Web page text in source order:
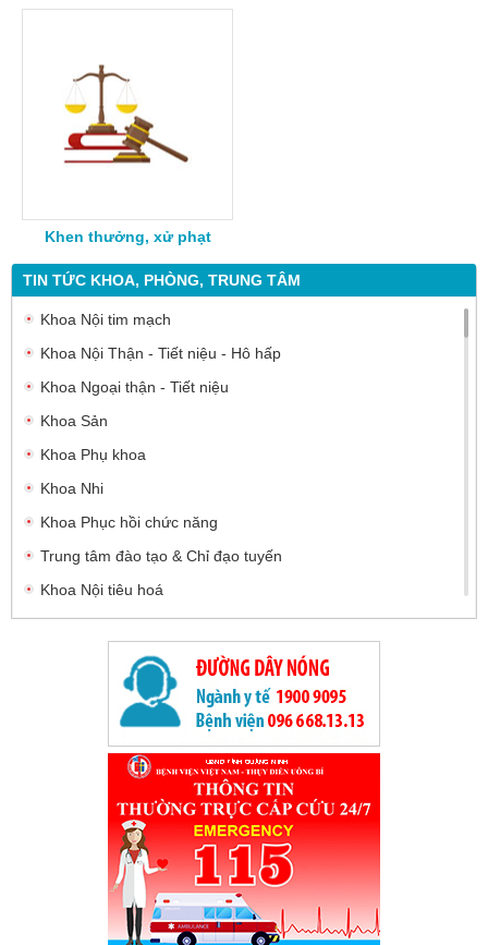
TIN TỨC KHOA, PHÒNG, TRUNG TÂM
Khoa Nội tim mạch
Khoa Nội Thận - Tiết niệu - Hô hấp
Khoa Ngoại thận - Tiết niệu
Khoa Sản
Khoa Phụ khoa
Khoa Nhi
Khoa Phục hồi chức năng
Trung tâm đào tạo & Chỉ đạo tuyến
Khoa Nội tiêu hoá
Khoa Nội tiết
Khoa Tâm thần kinh - cơ xương khớp
Khoa Ngoại Tiêu hóa và Tổng hợp
Khoa Chấn thương - Chỉnh hình và Bỏng
Khoa Ngoại thần kinh
Khoa Phẫu thuật - Can thiệp tim mạch và Lồng ngực
Khoa Điều trị theo yêu cầu
Khoa Bệnh nhiệt đới
Khoa Chẩn đoán hình ảnh
Khen thưởng, xử phạt